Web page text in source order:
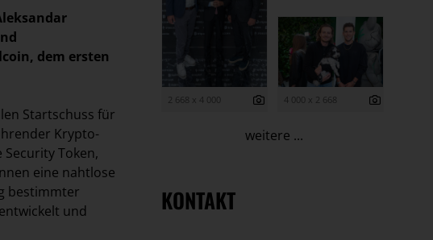
dem ersten
Startschuss für
Krypto-
Token,
eine nahtlose
bestimmter
und
2 668 x 4 000 4 000 x 2 668
weitere ...
KONTAKT